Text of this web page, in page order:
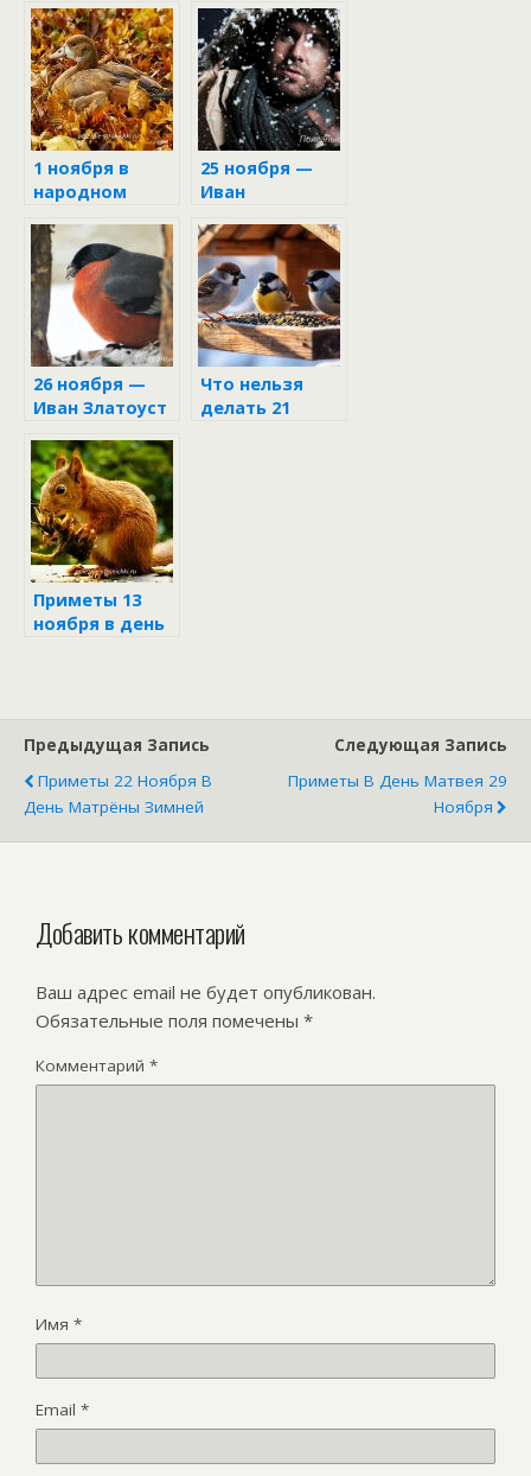
чтобы не
накликать
беду
1 ноября в
народном
25 ноября —
Иван
26 ноября —
Иван Златоуст
Что нельзя
делать 21
Приметы 13
ноября в день
Предыдущая Запись
Приметы 22 Ноября В
День Матрёны Зимней
Следующая Запись
Приметы В День Матвея 29
Ноября
Добавить комментарий
Ваш адрес email не будет опубликован.
Обязательные поля помечены *
Комментарий *
Имя *
Email *